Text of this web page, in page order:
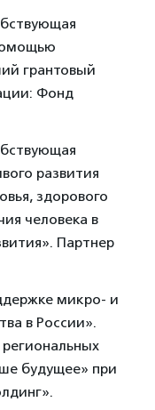
грантовый
Фонд
развития
здорового
человека в
Партнер
микро- и
в России».
будущее» при